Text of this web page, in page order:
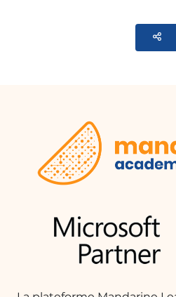
partir de fichiers ou sujets.
​Réécrire, compléter,
​Personnaliser les visuels
présentations
​Traduire et modifier les
Powerpoint
Maîtrisez l'art de la
Microsoft Copilot dans
notre formation dédiée.
pleinement parti de cet
créer, réécrire et